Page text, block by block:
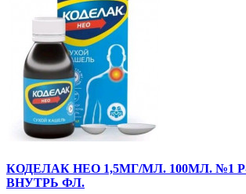
КОДЕЛАК НЕО 1,5МГ/МЛ. 100МЛ. №1
ВНУТРЬ ФЛ.